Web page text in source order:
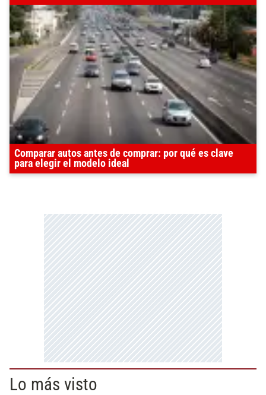
Comparar autos antes de comprar: por qué es clave
para elegir el modelo ideal
Lo más visto